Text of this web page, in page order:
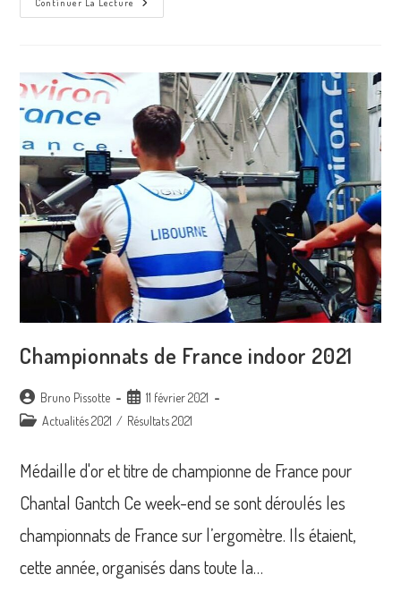
Continuer La Lecture
Coupe
Du
–
Zagreb
Championnats de France indoor 2021
Auteur/autrice
de
Bruno Pissotte
Publication
publiée :
11 février 2021
Post Actualités 2021 / Résultats 2021
Médaille d'or et titre de championne de France pour
Chantal Gantch Ce week-end se sont déroulés les
championnats de France sur l’ergomètre. Ils étaient,
cette année, organisés dans toute la…